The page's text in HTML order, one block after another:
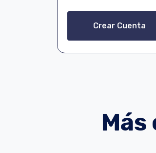
Crear Cuenta